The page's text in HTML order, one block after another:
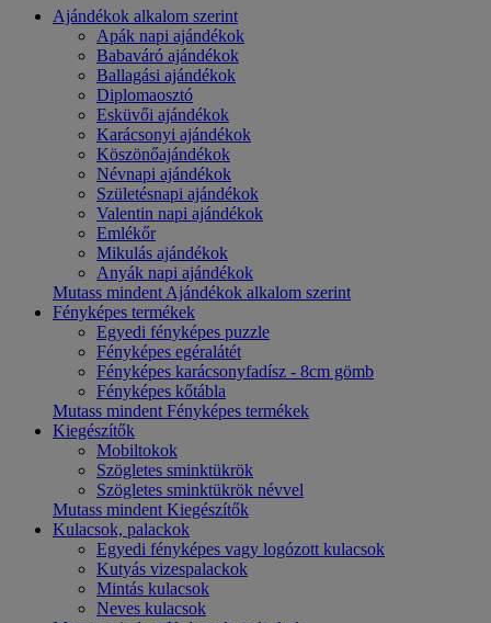
Ajándékok alkalom szerint
Apák napi ajándékok
Babaváró ajándékok
Ballagási ajándékok
Diplomaosztó
Esküvői ajándékok
Karácsonyi ajándékok
Köszönőajándékok
Névnapi ajándékok
Születésnapi ajándékok
Valentin napi ajándékok
Emlékőr
Mikulás ajándékok
Anyák napi ajándékok
Mutass mindent Ajándékok alkalom szerint
Fényképes termékek
Egyedi fényképes puzzle
Fényképes egéralátét
Fényképes karácsonyfadísz - 8cm gömb
Fényképes kőtábla
Mutass mindent Fényképes termékek
Kiegészítők
Mobiltokok
Szögletes sminktükrök
Szögletes sminktükrök névvel
Mutass mindent Kiegészítők
Kulacsok, palackok
Egyedi fényképes vagy logózott kulacsok
Kutyás vizespalackok
Mintás kulacsok
Neves kulacsok